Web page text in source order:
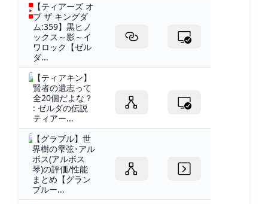
【ティアーズ オ
ブ ザ キングダ
ム:359】黒ヒノ
ックス～影～イ
ワロック【ゼル
ダ...
【ティアキン】
賢者の遺志って
全20個だよな？
: ゼルダの伝説
ティアー...
【グラブル】世
界樹の雫弦･アル
ボス(アルボス
琴)の評価/性能
まとめ【グラン
ブルー...